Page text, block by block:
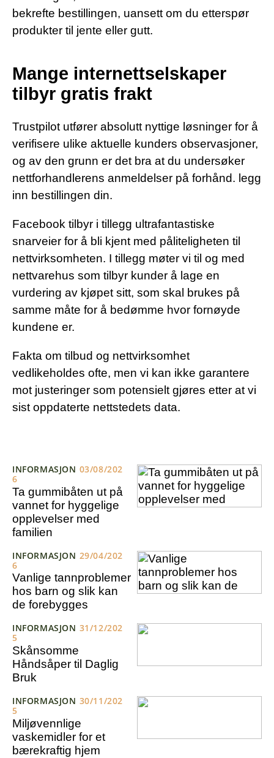
bekrefte bestillingen, uansett om du etterspør
produkter til jente eller gutt.
Mange internettselskaper
tilbyr gratis frakt
Trustpilot utfører absolutt nyttige løsninger for å
verifisere ulike aktuelle kunders observasjoner,
og av den grunn er det bra at du undersøker
nettforhandlerens anmeldelser på forhånd. legg
inn bestillingen din.
Facebook tilbyr i tillegg ultrafantastiske
snarveier for å bli kjent med påliteligheten til
nettvirksomheten. I tillegg møter vi til og med
nettvarehus som tilbyr kunder å lage en
vurdering av kjøpet sitt, som skal brukes på
samme måte for å bedømme hvor fornøyde
kundene er.
Fakta om tilbud og nettvirksomhet
vedlikeholdes ofte, men vi kan ikke garantere
mot justeringer som potensielt gjøres etter at vi
sist oppdaterte nettstedets data.
INFORMASJON 03/08/202
6
Ta gummibåten ut på
vannet for hyggelige
opplevelser med
familien
INFORMASJON 29/04/202
6
Vanlige tannproblemer
hos barn og slik kan
de forebygges
INFORMASJON 31/12/202
5
Skånsomme
Håndsåper til Daglig
Bruk
INFORMASJON 30/11/202
5
Miljøvennlige
vaskemidler for et
bærekraftig hjem